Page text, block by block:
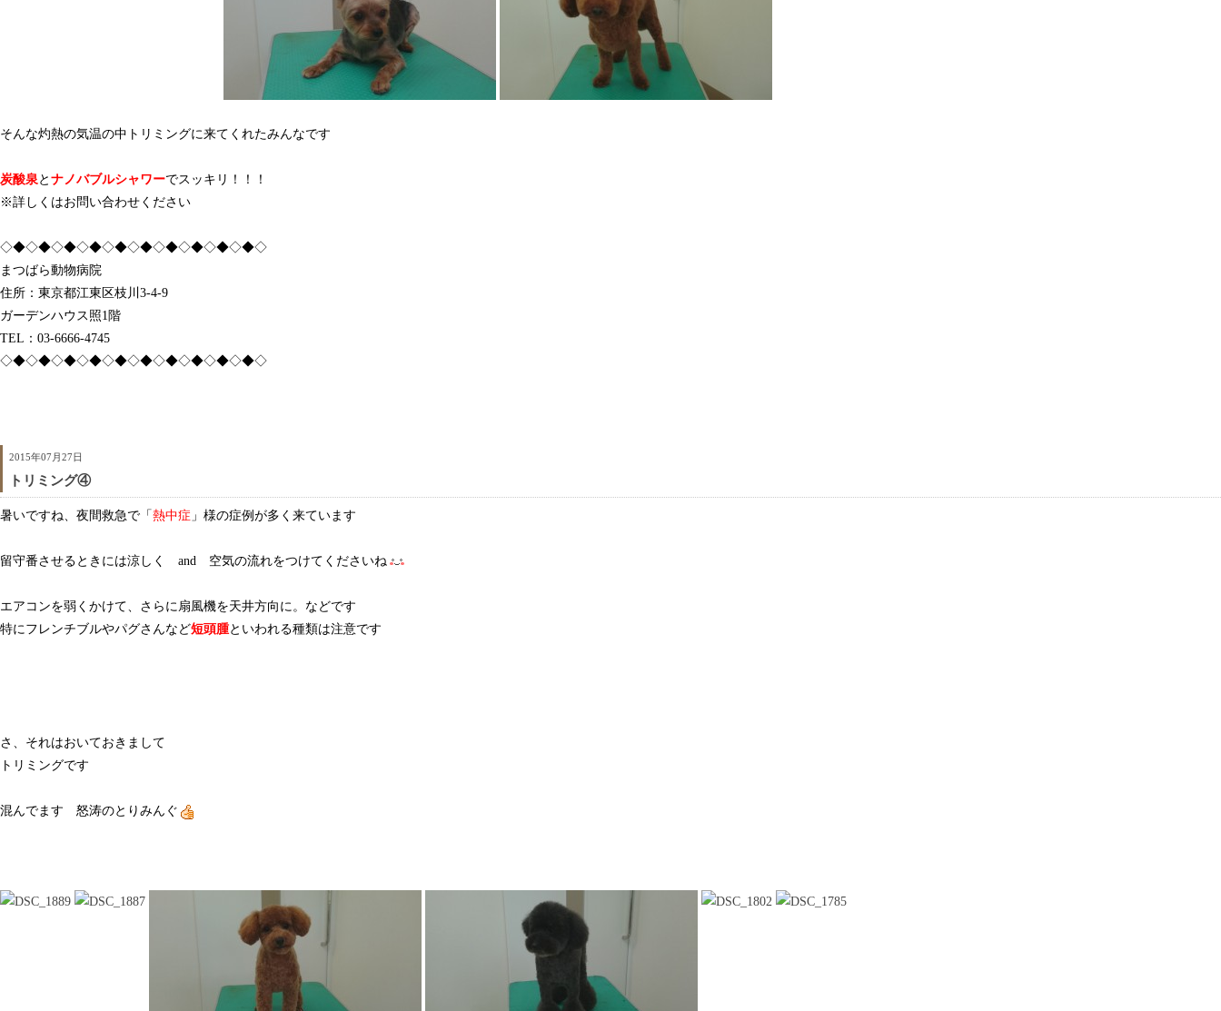
そんな灼熱の気温の中トリミングに来てくれたみんなです
炭酸泉と ナノバブルシャワーでスッキリ！！！
※詳しくはお問い合わせください
◇◆◇◆◇◆◇◆◇◆◇◆◇◆◇◆◇◆◇◆◇
まつばら動物病院
住所：東京都江東区枝川3-4-9
ガーデンハウス照1階
TEL：03-6666-4745
◇◆◇◆◇◆◇◆◇◆◇◆◇◆◇◆◇◆◇◆◇
2015年07月27日
トリミング④
暑いですね、夜間救急で「 熱中症 」様の症例が多く来ています
留守番させるときには涼しく and 空気の流れをつけてくださいね
エアコンを弱くかけて、さらに扇風機を天井方向に。などです
特にフレンチブルやパグさんなど短頭腫といわれる種類は注意です
さ、それはおいておきまして
トリミングです
混んでます 怒涛のとりみんぐ